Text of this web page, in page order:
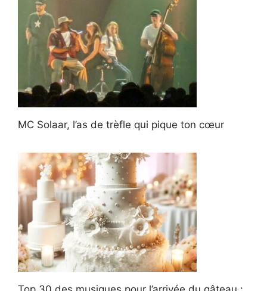
MC Solaar, l’as de trèfle qui pique ton cœur